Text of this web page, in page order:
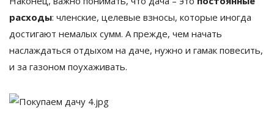
расходы: членские, целевые взносы, которые иногда
достигают немалых сумм. А прежде, чем начать
наслаждаться отдыхом на даче, нужно и гамак повесить,
и за газоном поухаживать.